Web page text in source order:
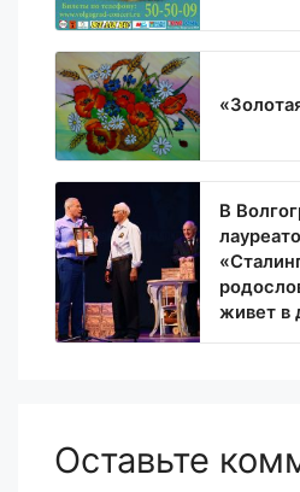
В
живет в
Оставьте